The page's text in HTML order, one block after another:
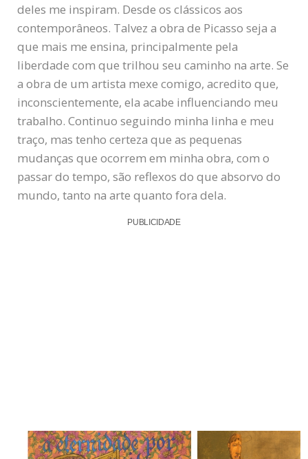
deles me inspiram. Desde os clássicos aos
contemporâneos. Talvez a obra de Picasso seja a
que mais me ensina, principalmente pela
liberdade com que trilhou seu caminho na arte. Se
a obra de um artista mexe comigo, acredito que,
inconscientemente, ela acabe influenciando meu
trabalho. Continuo seguindo minha linha e meu
traço, mas tenho certeza que as pequenas
mudanças que ocorrem em minha obra, com o
passar do tempo, são reflexos do que absorvo do
mundo, tanto na arte quanto fora dela.
PUBLICIDADE